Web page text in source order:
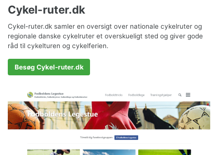
Cykel-ruter.dk
Cykel-ruter.dk samler en oversigt over nationale cykelruter og
regionale danske cykelruter et overskueligt sted og giver gode
råd til cykelturen og cykelferien.
Besøg Cykel-ruter.dk